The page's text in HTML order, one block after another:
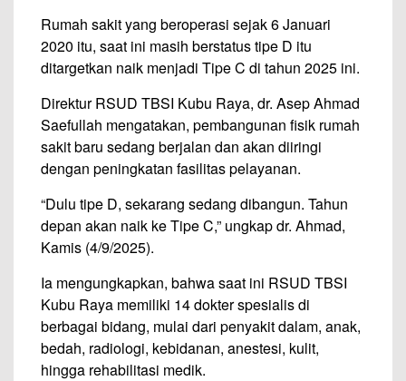
Rumah sakit yang beroperasi sejak 6 Januari
2020 itu, saat ini masih berstatus tipe D itu
ditargetkan naik menjadi Tipe C di tahun 2025 ini.
Direktur RSUD TBSI Kubu Raya, dr. Asep Ahmad
Saefullah mengatakan, pembangunan fisik rumah
sakit baru sedang berjalan dan akan diiringi
dengan peningkatan fasilitas pelayanan.
“Dulu tipe D, sekarang sedang dibangun. Tahun
depan akan naik keTipe C,” ungkap dr. Ahmad,
Kamis (4/9/2025).
Ia mengungkapkan, bahwa saat ini RSUD TBSI
Kubu Raya memiliki 14 dokter spesialis di
berbagai bidang, mulai dari penyakit dalam, anak,
bedah, radiologi, kebidanan, anestesi, kulit,
hingga rehabilitasi medik.